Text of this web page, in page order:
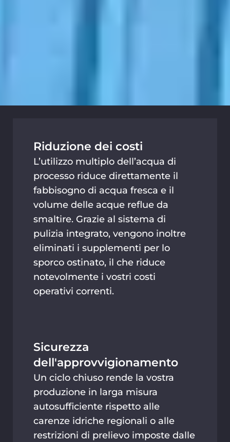
Riduzione dei costi
L’utilizzo multiplo dell’acqua di
processo riduce direttamente il
fabbisogno di acqua fresca e il
volume delle acque reflue da
smaltire. Grazie al sistema di
pulizia integrato, vengono inoltre
eliminati i supplementi per lo
sporco ostinato, il che riduce
notevolmente i vostri costi
operativi correnti.
Sicurezza
dell'approvvigionamento
Un ciclo chiuso rende la vostra
produzione in larga misura
autosufficiente rispetto alle
carenze idriche regionali o alle
restrizioni di prelievo imposte dalle